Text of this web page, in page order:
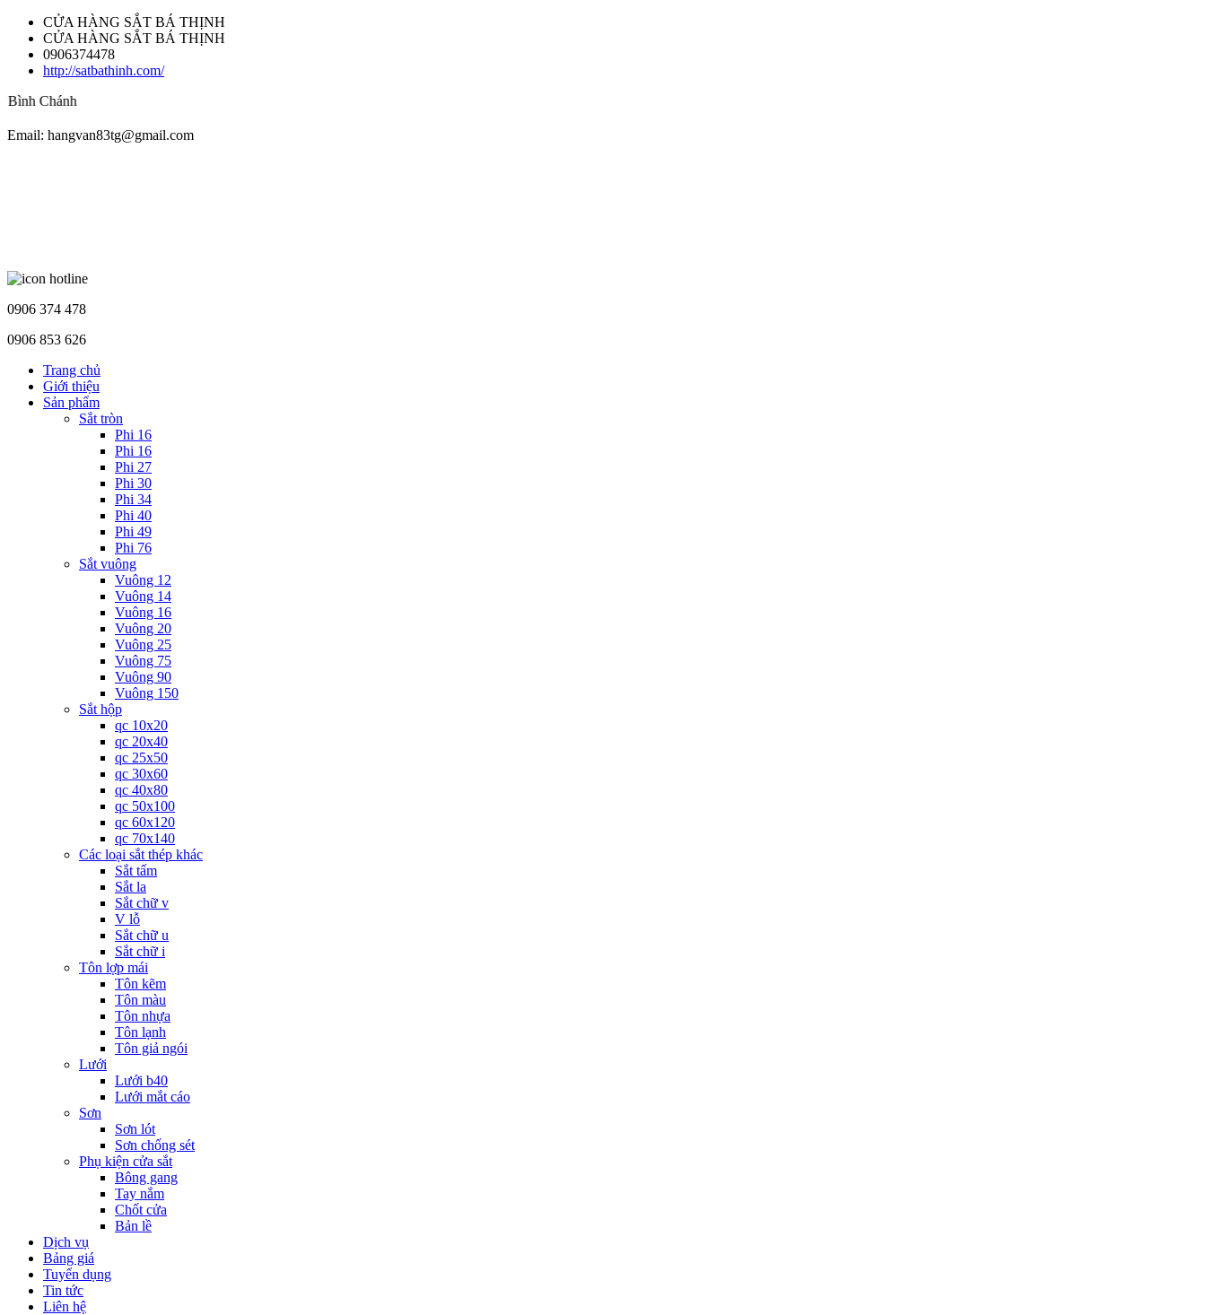
CỬA HÀNG SẮT BÁ THỊNH
CỬA HÀNG SẮT BÁ THỊNH
0906374478
http://satbathinh.com/
Email: hangvan83tg@gmail.com
0906 374 478
0906 853 626
Trang chủ
Giới thiệu
Sản phẩm
Sắt tròn
Phi 16
Phi 16
Phi 27
Phi 30
Phi 34
Phi 40
Phi 49
Phi 76
Sắt vuông
Vuông 12
Vuông 14
Vuông 16
Vuông 20
Vuông 25
Vuông 75
Vuông 90
Vuông 150
Sắt hộp
qc 10x20
qc 20x40
qc 25x50
qc 30x60
qc 40x80
qc 50x100
qc 60x120
qc 70x140
Các loại sắt thép khác
Sắt tấm
Sắt la
Sắt chữ v
V lỗ
Sắt chữ u
Sắt chữ i
Tôn lợp mái
Tôn kẽm
Tôn màu
Tôn nhựa
Tôn lạnh
Tôn giả ngói
Lưới
Lưới b40
Lưới mắt cáo
Sơn
Sơn lót
Sơn chống sét
Phụ kiện cửa sắt
Bông gang
Tay nắm
Chốt cửa
Bản lề
Dịch vụ
Bảng giá
Tuyển dụng
Tin tức
Liên hệ